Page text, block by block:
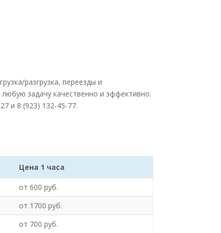
разгрузка, переезды и
задачу качественно и эффективно.
и 8 (923) 132-45-77.
Цена 1 часа
от 600 руб.
от 1700 руб.
от 700 руб.